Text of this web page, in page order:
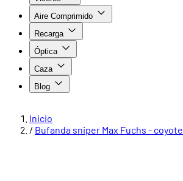
Aire Comprimido
Recarga
Óptica
Caza
Blog
Inicio
/ Bufanda sniper Max Fuchs - coyote